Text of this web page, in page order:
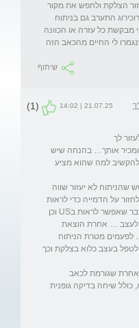
הצלקת ולחפש את מקור
התערב גם בניתוח
מבקשת כל עזרה או הכוונה
לי החיים מהכאב הזה
שיתוף
21.07.25 | 14:02
(1)
ומכיר אותך… בהנחה שיש
שהניתוח לא יעזור שווה
על הדמייה כדי לראות
אם יש נוירומות באיזור הצלקת… דבר שאפשר לראות בUS וכן
לעצב … אחרת הוצאת
מטרת הניתוח
בעצב כלוא בצלקת וכך
שיחה בדיקה גופנית